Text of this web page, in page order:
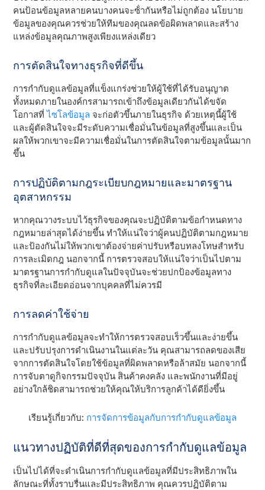
คนป้อนข้อมูลหลายคนบางคนจะซ้ํากันหรือไม่ถูกต้อง นโยบาย
ข้อมูลของคุณควรช่วยให้ทีมของคุณลดข้อผิดพลาดและสร้าง
แหล่งข้อมูลคุณภาพสูงเพียงแหล่งเดียว
การตัดสินใจทางธุรกิจที่ดีขึ้น
การกํากับดูแลข้อมูลที่แข็งแกร่งช่วยให้ผู้ใช้ที่ได้รับอนุญาต
ทั้งหมดภายในองค์กรสามารถเข้าถึงข้อมูลเดียวกันได้ขจัด
โอกาสที่ไซโลข้อมูล จะก่อตัวขึ้นภายในธุรกิจ ด้วยเหตุนี้ผู้ใช้
และผู้ตัดสินใจจะมีระดับความเชื่อมั่นในข้อมูลที่สูงขึ้นและเป็น
ผลให้พวกเขาจะมีความเชื่อมั่นในการตัดสินใจตามข้อมูลนั้นมาก
ขึ้น
การปฏิบัติตามกฎระเบียบกฎหมายและมาตรฐาน
อุตสาหกรรม
หากคุณวางระบบไว้ธุรกิจของคุณจะปฏิบัติตามข้อกําหนดทาง
กฎหมายล่าสุดได้ง่ายขึ้น ทําให้แน่ใจว่าผู้คนปฏิบัติตามกฎหมาย
และป้องกันไม่ให้พวกเขาต้องจ่ายค่าปรับหรือบทลงโทษสําหรับ
การละเมิดกฎ นอกจากนี้ การตรวจสอบให้แน่ใจว่าเป็นไปตาม
มาตรฐานการกํากับดูแลในปัจจุบันจะช่วยปกป้องข้อมูลทาง
ธุรกิจที่ละเอียดอ่อนจากบุคคลที่ไม่ควรมี
การลดค่าใช้จ่าย
การกํากับดูแลข้อมูลจะทําให้การตรวจสอบเร็วขึ้นและง่ายขึ้น
และปรับปรุงการดําเนินงานในแต่ละวัน คุณสามารถลดของเสีย
จากการตัดสินใจโดยใช้ข้อมูลที่ผิดพลาดหรือล้าสมัย นอกจากนี้
การจับตาดูกิจกรรมปัจจุบัน สินค้าคงคลัง และพนักงานที่มีอยู่
อย่างใกล้ชิดสามารถช่วยให้คุณให้บริการลูกค้าได้ดียิ่งขึ้น
เรียนรู้เกี่ยวกับ: การจัดการข้อมูลกับการกํากับดูแลข้อมูล
แนวทางปฏิบัติที่ดีที่สุดของการกํากับดูแลข้อมูล
เป็นไปได้ที่จะดําเนินการกํากับดูแลข้อมูลที่มีประสิทธิภาพใน
ลักษณะที่ทั้งราบรื่นและมีประสิทธิภาพ คุณควรปฏิบัติตาม